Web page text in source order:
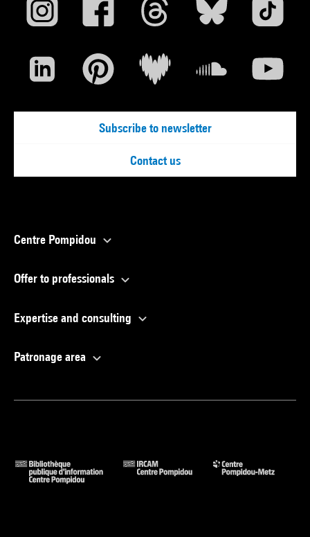
Subscribe to newsletter
Contact us
Centre Pompidou
Offer to professionals
Expertise and consulting
Patronage area